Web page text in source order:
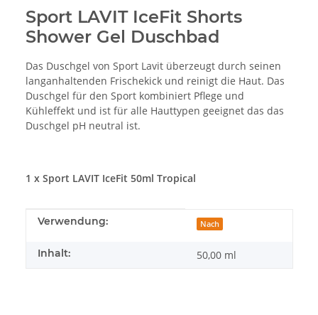
Sport LAVIT IceFit Shorts
Shower Gel Duschbad
Das Duschgel von Sport Lavit überzeugt durch seinen
langanhaltenden Frischekick und reinigt die Haut. Das
Duschgel für den Sport kombiniert Pflege und
Kühleffekt und ist für alle Hauttypen geeignet das das
Duschgel pH neutral ist.
1 x Sport LAVIT IceFit 50ml Tropical
Produkteigenschaft
Wert
Verwendung: Nach
Inhalt: 50,00 ml